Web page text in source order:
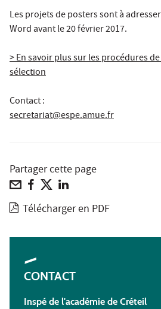
Les projets de posters sont à
Word avant le 20 février 2017.
> En savoir plus sur les procédures
sélection
Contact :
secretariat@espe.amue.fr
Partager cette page
Télécharger en PDF
CONTACT
Inspé de l'académie de Créteil